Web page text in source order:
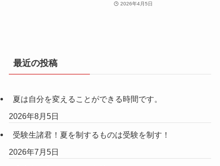
2026年4月5日
最近の投稿
夏は自分を変えることができる時間です。
2026年8月5日
受験生諸君！夏を制するものは受験を制す！
2026年7月5日